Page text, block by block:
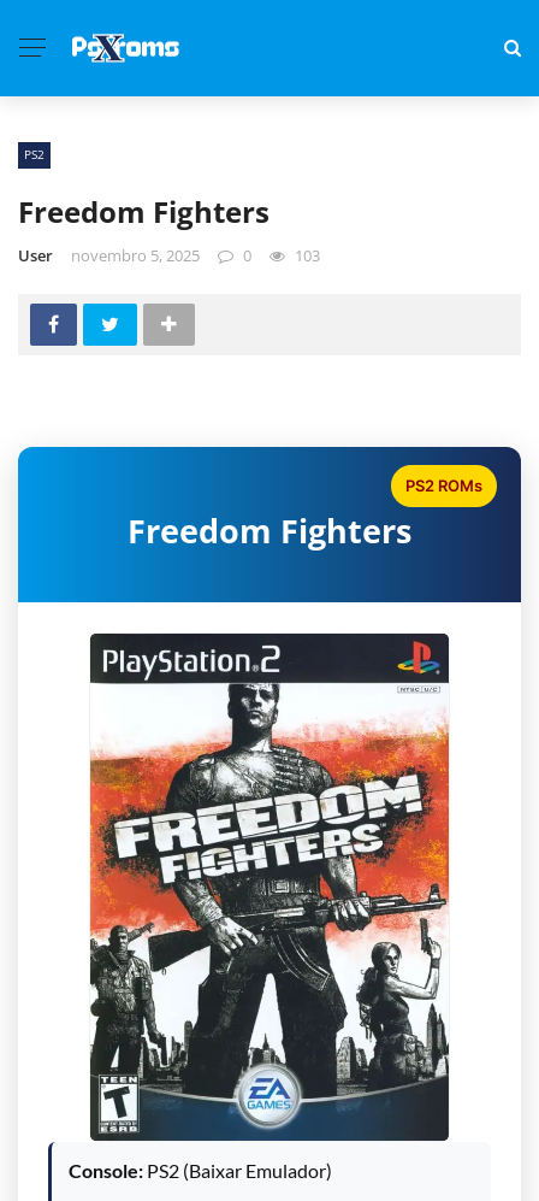
PS2
Freedom Fighters
User novembro 5, 2025 0 103
Freedom Fighters
PS2 ROMs
Console: PS2 (Baixar Emulador)